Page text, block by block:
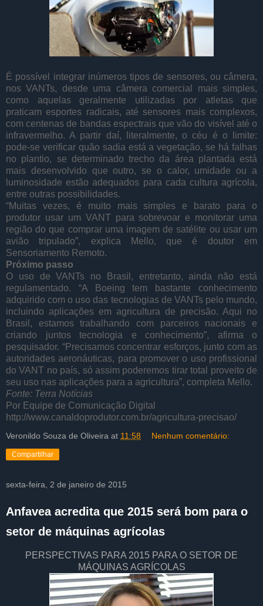
É possível integrar inúmeros tipos de sensores, ou câmera,
nos VANTs, desde uma câmera comercial mais simples,
como aquelas geralmente utilizadas por atletas que
praticam esportes radicais, até sensores mais complexos,
com centenas de bandas espectrais que vão do visível até o
infravermelho. A partir daí, literalmente, o céu é o limite:
pode-se verificar quão sadia está a vegetação, se há falhas
no plantio, se determinado trecho da área plantada está
mais desenvolvido que outro, se o calor, umidade ou a
luminosidade estão adequados para cada cultura agrícola,
entre outras possibilidades.
“Muitas vezes, é muito mais simples e barato para o
produtor usar um VANT para sobrevoar e monitorar uma
região do que comprar uma imagem de satélite ou usar um
avião tripulado”, explica Mello, que é doutor em
Sensoriamento Remoto.
Próximo passo
O uso de VANTs no Brasil, entretanto, ainda não está
regulamentado. “A Boeing tem bastante conhecimento
adquirido com o uso das tecnologias de VANTs pelo mundo,
incluindo aplicações em agricultura de precisão. Aqui no
Brasil, estamos trabalhando com parceiros nacionais e
criando juntos tecnologia e conhecimento”, afirma o
pesquisador. “Precisamos concentrar esforços, junto com as
autoridades aeronáuticas, para promover o uso profissional
do VANT no país, só assim poderemos tirar total proveito de
seu uso nas aplicações para a agricultura”, completa Mello.
Fonte: Terra Notícias
Por Equipe de Comunicação Digital
http://www.canaldoprodutor.com.br/agricultura-precisao/
Veronildo Souza de Oliveira at 11:58 Nenhum comentário:
Compartilhar
sexta-feira, 2 de janeiro de 2015
Anfavea acredita que 2015 será bom para o
setor de máquinas agrícolas
PERSPECTIVAS PARA 2015 PARA O SETOR DE
MÁQUINAS AGRÍCOLAS